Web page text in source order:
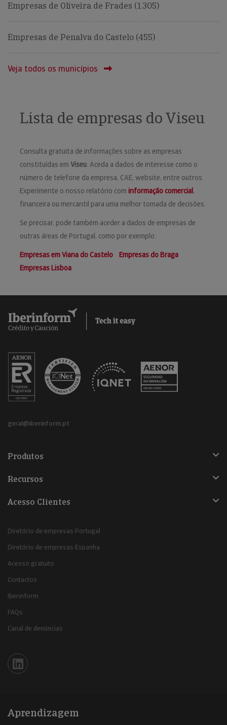
Empresas de Oliveira de Frades (1.305)
Empresas de Penalva do Castelo (455)
Veja todos os municípios
Lista de empresas do Viseu
Consulta gratuita de informações sobre as empresas
constituídas em Viseu. Aceda a dados de interesse como o
número de telefone da empresa, CAE, website, entre outros.
Experimente o nosso relatório com informação comercial,
financeira ou mercantil para uma melhor tomada de decisões.
Se precisar, pode também aceder a dados de empresas de
outras áreas de Portugal, como por exemplo:
Empresas em Viana do Castelo
Empresas do Braga
Empresas Lisboa
geral@iberinform.pt
Produtos
Recursos
Acesso Clientes
Diretório de empresas Portugal
Diretório de empresas Espanha
Acesso gratuito
Contactos
Iberinform
FAQs
Canal de denúncias
Iberinform en Linkedin
Aprendizagem